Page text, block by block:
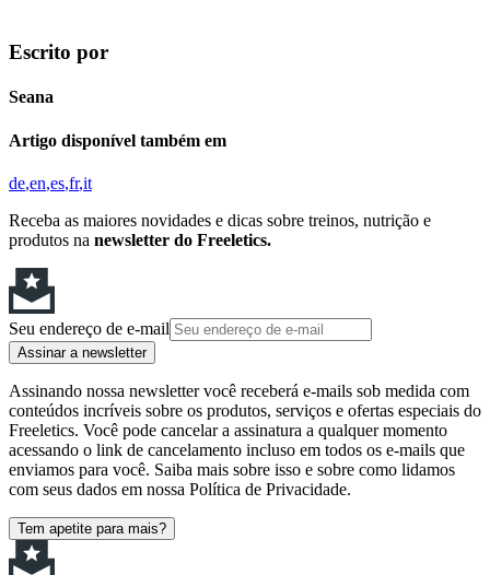
Escrito por
Seana
Artigo disponível também em
de en es fr it
Receba as maiores novidades e dicas sobre treinos, nutrição e
produtos na newsletter do Freeletics.
Seu endereço de e-mail
Assinar a newsletter
Assinando nossa newsletter você receberá e-mails sob medida com
conteúdos incríveis sobre os produtos, serviços e ofertas especiais do
Freeletics. Você pode cancelar a assinatura a qualquer momento
acessando o link de cancelamento incluso em todos os e-mails que
enviamos para você. Saiba mais sobre isso e sobre como lidamos
com seus dados em nossa Política de Privacidade.
Tem apetite para mais?